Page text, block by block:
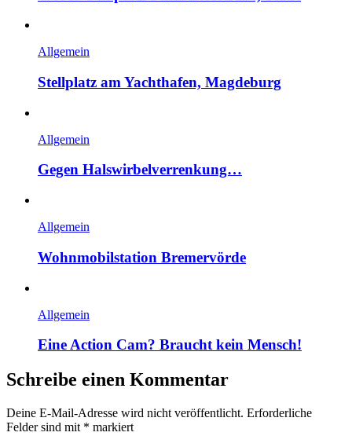
Allgemein
Stellplatz am Yachthafen, Magdeburg
Allgemein
Gegen Halswirbelverrenkung…
Allgemein
Wohnmobilstation Bremervörde
Allgemein
Eine Action Cam? Braucht kein Mensch!
Schreibe einen Kommentar
Deine E-Mail-Adresse wird nicht veröffentlicht. Erforderliche
Felder sind mit * markiert